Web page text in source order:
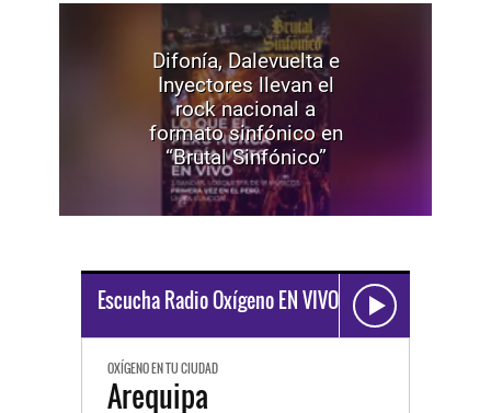
Difonía, Dalevuelta e
Inyectores llevan el
rock nacional a
formato sinfónico en
“Brutal Sinfónico”
Escucha Radio Oxígeno EN VIVO
OXÍGENO EN TU CIUDAD
Arequipa